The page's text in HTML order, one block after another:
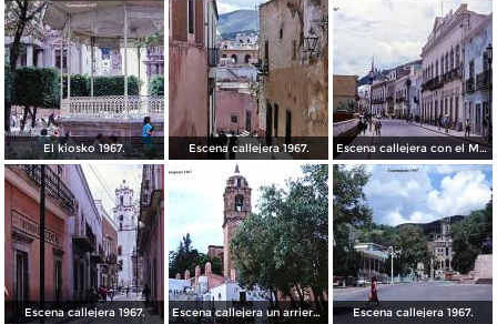
El kiosko 1967. Escena callejera 1967. Escena callejera con el Mto al Pipila al fondo 1967.
Escena callejera 1967. Escena callejera un arriero 1967. Escena callejera 1967.